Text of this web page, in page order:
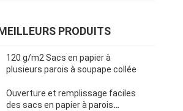
PRODUITS
120 g/m2 Sacs en papier à
plusieurs parois à soupape collée
Ouverture et remplissage faciles
des sacs en papier à parois